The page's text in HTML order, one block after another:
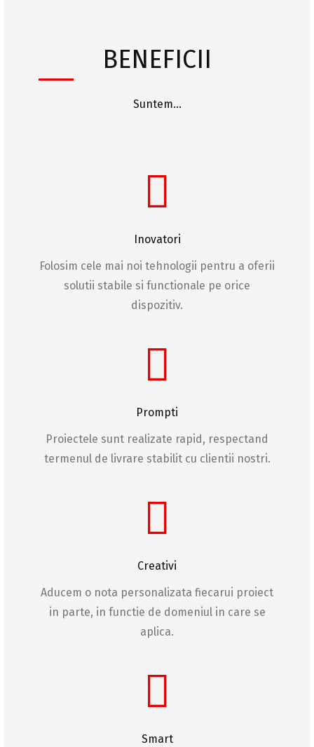
BENEFICII
Suntem…
Inovatori
Folosim cele mai noi tehnologii pentru a oferii
solutii stabile si functionale pe orice
dispozitiv.
Prompti
Proiectele sunt realizate rapid, respectand
termenul de livrare stabilit cu clientii nostri.
Creativi
Aducem o nota personalizata fiecarui proiect
in parte, in functie de domeniul in care se
aplica.
Smart